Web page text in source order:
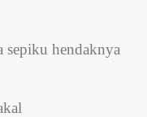
sepiku hendaknya